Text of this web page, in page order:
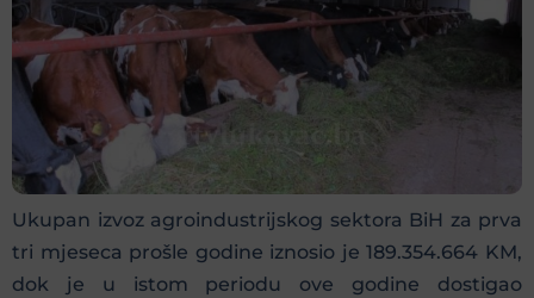
Ukupan izvoz agroindustrijskog sektora BiH za prva
tri mjeseca prošle godine iznosio je 189.354.664 KM,
dok je u istom periodu ove godine dostigao